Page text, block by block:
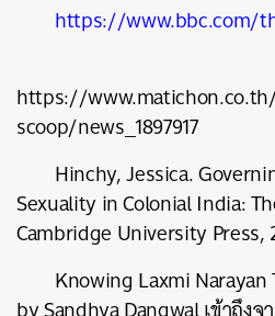
https://www.bbc.com/
https://
scoop/news_1897917
Hinchy, Jessica.
Sexuality in Colonial India:
Cambridge University Press,
Knowing Laxmi